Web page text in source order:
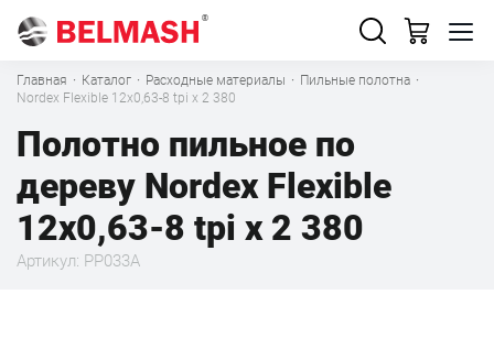
Главная · Каталог · Расходные материалы · Пильные полотна ·
Nordex Flexible 12х0,63-8 tpi x 2 380
Полотно пильное по
дереву Nordex Flexible
12х0,63-8 tpi x 2 380
Артикул: PP033A